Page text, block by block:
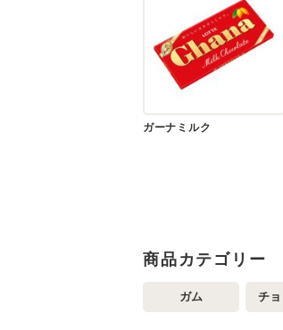
ガーナミルク
商品カテゴリー
ガム チ